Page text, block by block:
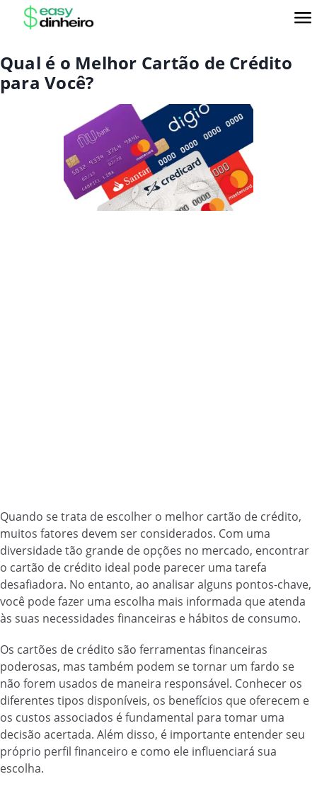
Qual é o Melhor Cartão de Crédito
para Você?
Quando se trata de escolher o melhor cartão de crédito,
muitos fatores devem ser considerados. Com uma
diversidade tão grande de opções no mercado, encontrar
o cartão de crédito ideal pode parecer uma tarefa
desafiadora. No entanto, ao analisar alguns pontos-chave,
você pode fazer uma escolha mais informada que atenda
às suas necessidades financeiras e hábitos de consumo.
Os cartões de crédito são ferramentas financeiras
poderosas, mas também podem se tornar um fardo se
não forem usados de maneira responsável. Conhecer os
diferentes tipos disponíveis, os benefícios que oferecem e
os custos associados é fundamental para tomar uma
decisão acertada. Além disso, é importante entender seu
próprio perfil financeiro e como ele influenciará sua
escolha.